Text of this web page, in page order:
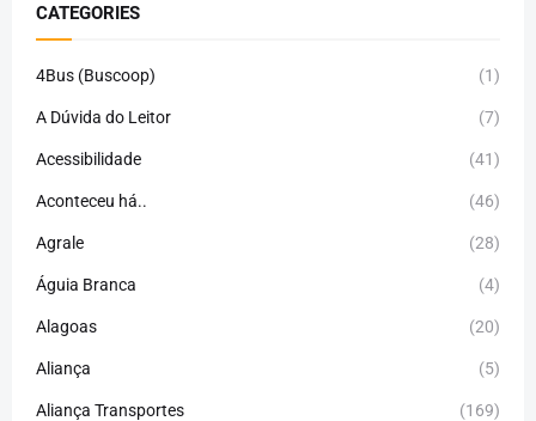
CATEGORIES
4Bus (Buscoop) (1)
A Dúvida do Leitor (7)
Acessibilidade (41)
Aconteceu há.. (46)
Agrale (28)
Águia Branca (4)
Alagoas (20)
Aliança (5)
Aliança Transportes (169)